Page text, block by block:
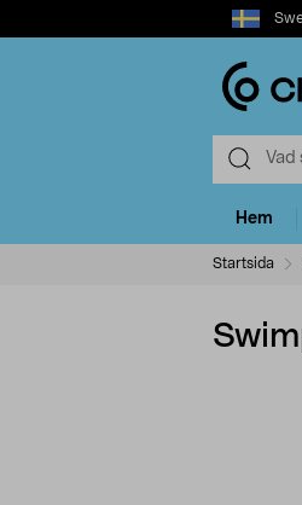
Select
market
Hem
Startsida